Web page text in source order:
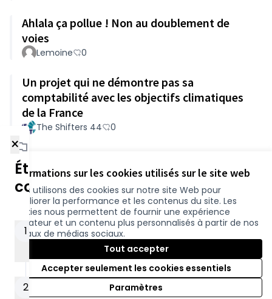
Informations sur les cookies utilisés sur le site web
Nous utilisons des cookies sur notre site Web pour
améliorer la performance et les contenus du site. Les
cookies nous permettent de fournir une expérience
utilisateur et un contenu plus personnalisés à partir de nos
canaux de médias sociaux.
Tout accepter
Accepter seulement les cookies essentiels
Paramètres
Ahlala ça pollue ! Non au doublement de
voies
Lemoine 0
Un projet qui ne démontre pas sa
comptabilité avec les objectifs climatiques
de la France
The Shifters 44 0
Référence : loire-atlantique-PART-2024-03-156
Conditions d'utilisation
Paramètres des cookies
participer.loire-atlantique.fr sur Facebook
participer.loire-atlantique.fr sur Instagram
(Nouvelle fenêtre)
participer.loire-atlantique.fr sur YouTube
(Nouvelle fenêtre)
(Nouvelle fenêtre)
Site réalisé grâce aulogiciel libre Decidim .
Licence
(Nouvelle
×
Étapes de la
concertation
1
Information du
public
28/03/2024 - 10/04/2024
2